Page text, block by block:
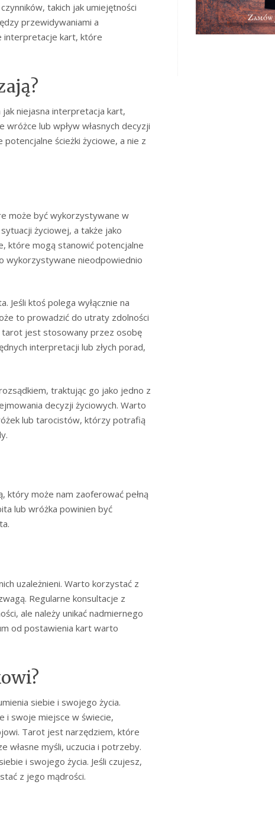
takich jak umiejętności
przewidywaniami a
interpretacje kart, które
niejasna interpretacja kart,
lub wpływ własnych decyzji
ścieżki życiowe, a nie z
może być wykorzystywane w
życiowej, a także jako
które mogą stanowić potencjalne
wykorzystywane nieodpowiednio
Jeśli ktoś polega wyłącznie na
to prowadzić do utraty zdolności
tarot jest stosowany przez osobę
interpretacji lub złych porad,
traktując go jako jedno z
decyzji życiowych. Warto
lub tarocistów, którzy potrafią
który może nam zaoferować pełną
lub wróżka powinien być
uzależnieni. Warto korzystać z
Regularne konsultacje z
ale należy unikać nadmiernego
od postawienia kart warto
siebie i swojego życia.
i swoje miejsce w świecie,
Tarot jest narzędziem, które
własne myśli, uczucia i potrzeby.
i swojego życia. Jeśli czujesz,
z jego mądrości.